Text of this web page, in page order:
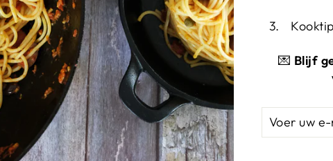
with sorting compartments
💌 Blijf
UW
E-